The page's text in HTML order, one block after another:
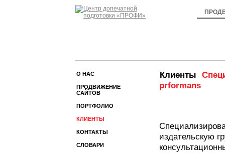
Клиенты
prformans
издательскую
О НАС
ПРОДВИЖЕНИЕ
САЙТОВ
ПОРТФОЛИО
КЛИЕНТЫ
КОНТАКТЫ
СЛОВАРИ